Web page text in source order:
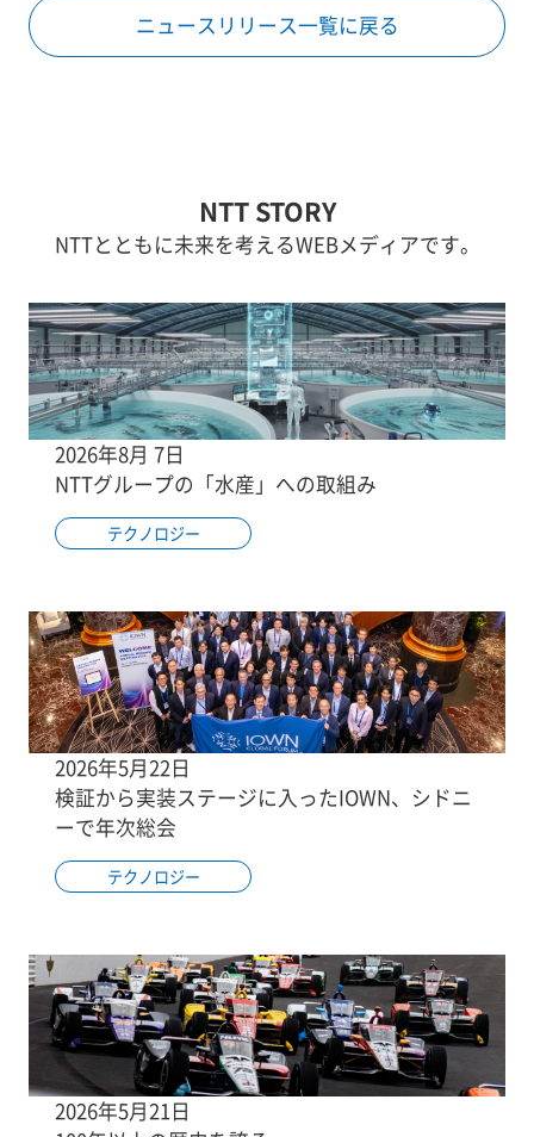
ニュースリリース一覧に戻る
NTT STORY
NTTとともに未来を考えるWEBメディアです。
2026年8月 7日
NTTグループの「水産」への取組み
テクノロジー
2026年5月22日
検証から実装ステージに入ったIOWN、シドニ
ーで年次総会
テクノロジー
2026年5月21日